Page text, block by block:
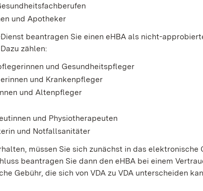
und Apotheker
beantragen Sie einen eHBA als nicht-
zählen:
und Gesundheitspfleger
und Krankenpfleger
und Altenpfleger
und Physiotherapeuten
und Notfallsanitäter
müssen Sie sich zunächst in das
beantragen Sie dann den eHBA bei einem
Gebühr, die sich von VDA zu VDA unterscheiden